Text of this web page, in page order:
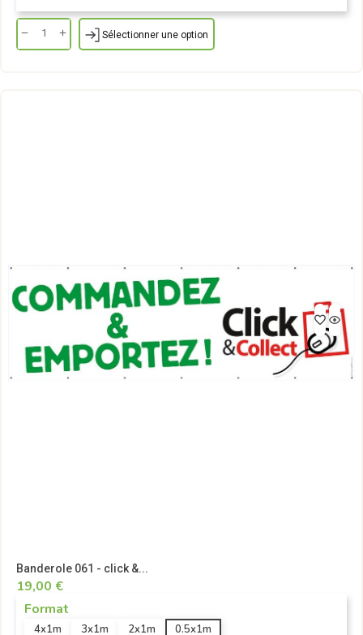
Sélectionner une option
Banderole 061 - click &...
19,00 €
Format
4x1m 3x1m 2x1m 0.5x1m